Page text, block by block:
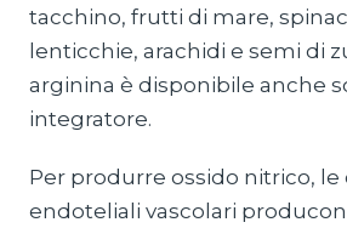
tacchino, frutti di mare,
lenticchie, arachidi e semi di
arginina è disponibile anche
integratore.
Per produrre ossido nitrico, le
endoteliali vascolari